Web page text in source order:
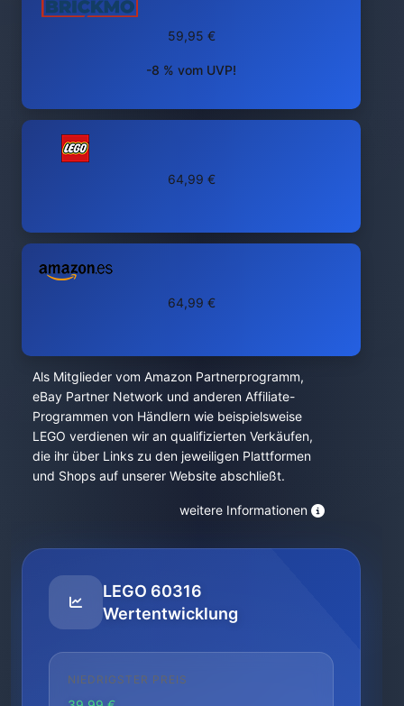
59,95 €
-8 % vom UVP!
64,99 €
64,99 €
Als Mitglieder vom Amazon Partnerprogramm,
eBay Partner Network und anderen Affiliate-
Programmen von Händlern wie beispielsweise
LEGO verdienen wir an qualifizierten Verkäufen,
die ihr über Links zu den jeweiligen Plattformen
und Shops auf unserer Website abschließt.
weitere Informationen
LEGO 60316
Wertentwicklung
NIEDRIGSTER PREIS